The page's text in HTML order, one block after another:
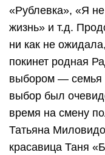
«Рублевка», «Я
жизнь» и т.д.
ни как не
покинет родная
выбором — семья
выбор был
время на смену
Татьяна
красавица Таня